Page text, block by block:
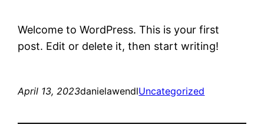
Welcome to WordPress. This is your first
post. Edit or delete it, then start writing!
April 13, 2023danielawendlUncategorized